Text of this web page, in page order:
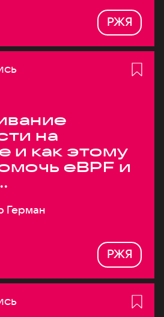
РЖЯ
на
и как этому
eBPF и
Герман
РЖЯ